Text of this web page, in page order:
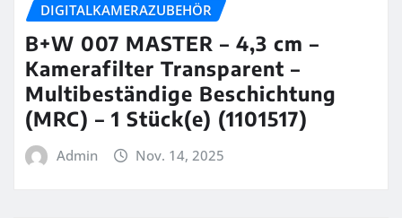
DIGITALKAMERAZUBEHÖR
B+W 007 MASTER – 4,3 cm –
Kamerafilter Transparent –
Multibeständige Beschichtung
(MRC) – 1 Stück(e) (1101517)
Admin Nov. 14, 2025